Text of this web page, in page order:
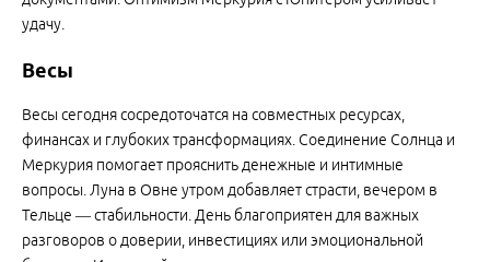
удачу.
Весы
Весы сегодня сосредоточатся на совместных ресурсах,
финансах и глубоких трансформациях. Соединение Солнца и
Меркурия помогает прояснить денежные и интимные
вопросы. Луна в Овне утром добавляет страсти, вечером в
Тельце — стабильности. День благоприятен для важных
разговоров о доверии, инвестициях или эмоциональной